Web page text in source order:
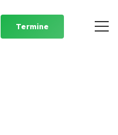
Termine